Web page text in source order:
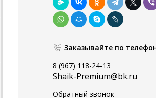
Заказывайте по
8 (967) 118-24-13
Shaik-Premium@bk.ru
Обратный звонок